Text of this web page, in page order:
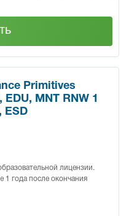
Primitives
MNT RNW 1
ESD
лицензии.
1 года после окончания